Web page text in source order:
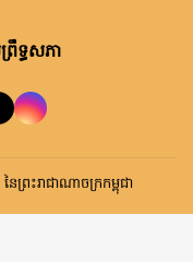
ទ្ធសភា
រះរាជាណាចក្រកម្ពុជា